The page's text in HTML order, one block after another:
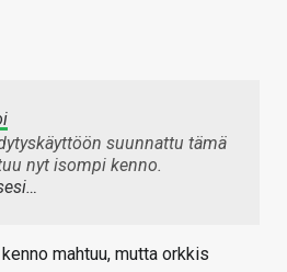
suunnattu tämä
nyt isompi kenno.
mahtuu, mutta orkkis